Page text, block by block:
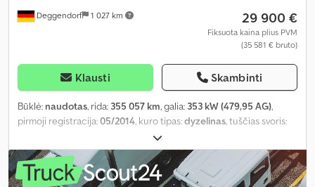
Deggendorf 1 027 km 29 900 €
Fiksuota kaina plius PVM
(35 581 € bruto)
Klausti Skambinti
Būklė: naudotas, rida: 355 057 km, galia: 353 kW (479,95 AG),
pirmoji registracija:05/2014, kuro tipas:dyzelinas, tuščias svoris:
, didžiausias leistinas svoris:
18 000 kg, ašių konfigūracija:4x4, ratų bazė:4 800 mm, stabdžiai:
retarderis , spalva: raudona , vairuotojo kabina: miegamoji kabina,
pavaros tipas:mechaninis, emisijos klasė:Euro 6 , pakaba:plienas-